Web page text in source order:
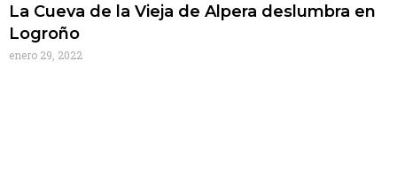
La Cueva de la Vieja de Alpera deslumbra en
Logroño
enero 29, 2022